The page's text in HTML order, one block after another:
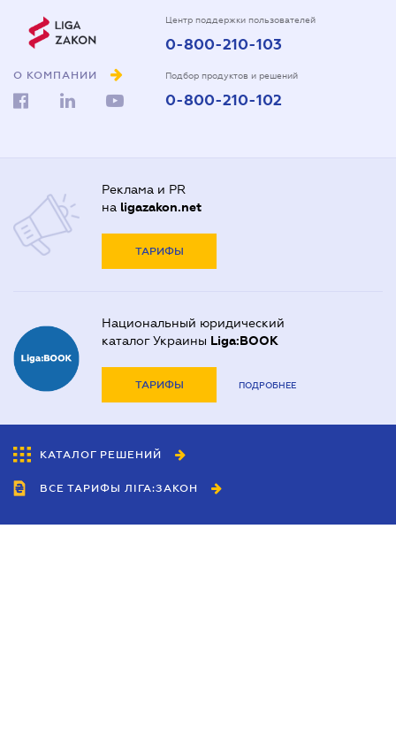
О КОМПАНИИ
Центр поддержки пользователей
0-800-210-103
Подбор продуктов и решений
0-800-210-102
Реклама и PR
на ligazakon.net
ТАРИФЫ
Национальный юридический
каталог Украины Liga:BOOK
ТАРИФЫ ПОДРОБНЕЕ
КАТАЛОГ РЕШЕНИЙ
ВСЕ ТАРИФЫ ЛІГА:ЗАКОН